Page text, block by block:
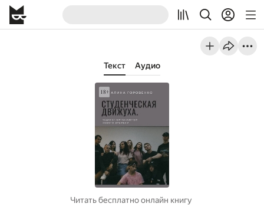
Текст Аудио
Читать бесплатно онлайн книгу